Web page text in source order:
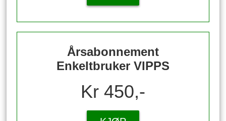
Årsabonnement
Enkeltbruker VIPPS
Kr 450,-